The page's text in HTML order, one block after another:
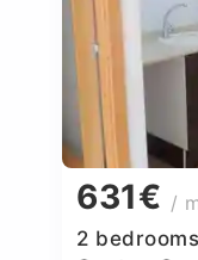
631€ /
2